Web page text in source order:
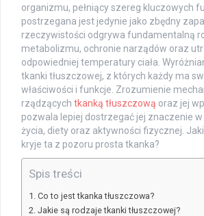
organizmu, pełniący szereg kluczowych
postrzegana jest jedynie jako zbędny
rzeczywistości odgrywa fundamentalną
metabolizmu, ochronie narządów oraz
odpowiedniej temperatury ciała.
tkanki tłuszczowej, z których każdy ma
właściwości i funkcje. Zrozumienie
rządzących tkanką tłuszczową oraz jej
pozwala lepiej dostrzegać jej znaczenie
życia, diety oraz aktywności fizycznej.
kryje ta z pozoru prosta tkanka?
Spis treści
Co to jest tkanka tłuszczowa?
Jakie są rodzaje tkanki tłuszczowej?